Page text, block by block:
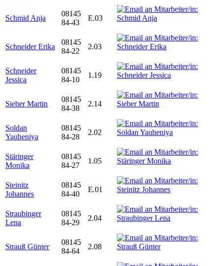
Schmid Anja
08145
84-43
E.03
Schneider Erika
08145
84-22
2.03
Schneider
Jessica
08145
84-10
1.19
Sieber Martin
08145
84-38
2.14
Soldan
Yauheniya
08145
84-28
2.02
Stäringer
Monika
08145
84-27
1.05
Steinitz
Johannes
08145
84-40
E.01
Straubinger
Lena
08145
84-29
2.04
Strauß Günter
08145
84-64
2.08